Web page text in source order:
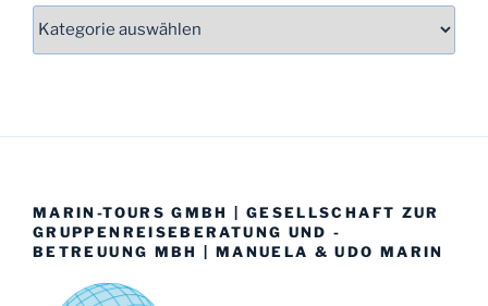
MARIN-TOURS GMBH | GESELLSCHAFT ZUR
GRUPPENREISEBERATUNG UND -
BETREUUNG MBH | MANUELA & UDO MARIN